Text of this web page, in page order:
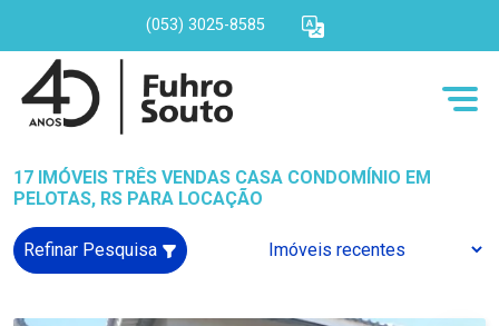
(053) 3025-8585
17 IMÓVEIS TRÊS VENDAS CASA CONDOMÍNIO EM
PELOTAS, RS PARA LOCAÇÃO
Refinar Pesquisa